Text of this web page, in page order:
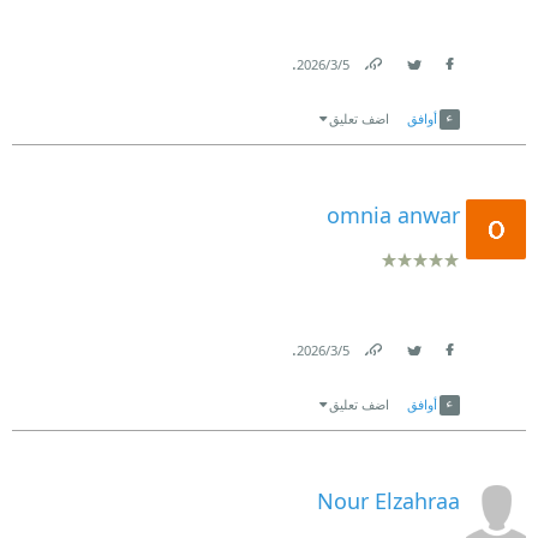
5‏/3‏/2026
.
أوافق اضف تعليق
omnia anwar
5‏/3‏/2026
.
أوافق اضف تعليق
Nour Elzahraa